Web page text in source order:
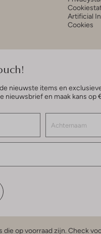
Artificial
Cookies
nieuwste items en
nieuwsbrief en maak kans op
die op voorraad zijn. Check